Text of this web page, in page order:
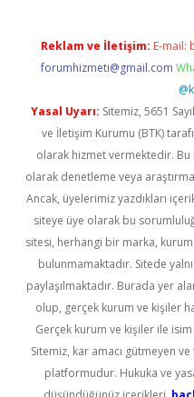
Reklam ve İletişim: E-mail:
forumhizmeti@gmail.com
Yasal Uyarı: Sitemiz, 5651
ve İletişim Kurumu (BTK)
olarak hizmet vermektedir.
olarak denetleme veya
Ancak, üyelerimiz yazdıkları
siteye üye olarak bu
sitesi, herhangi bir marka, kurum
bulunmamaktadır. Sitede
paylaşılmaktadır. Burada yer
olup, gerçek kurum ve kişiler
Gerçek kurum ve kişiler ile
Sitemiz, kar amacı gütmeyen
platformudur. Hukuka ve